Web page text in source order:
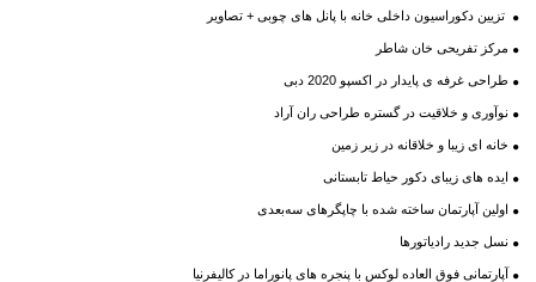
تزیین دکوراسیون داخلی خانه با پانل های چوبی + تصاویر
مرکز تفریحی خان شاطر
طراحی غرفه ی پایدار در اکسپو 2020 دبی
نوآوری و خلاقیت در گستره طراحی ران آراد
خانه ای زیبا و خلاقانه در زیر زمین
ایده های زیبای دکور حیاط تابستانی
اولین آپارتمان ساخته شده با چاپگرهای سه‌بعدی
نسل جدید رادیاتورها
آپارتمانی فوق العاده لوکس با پنجره های پانوراما در کالیفرنیا